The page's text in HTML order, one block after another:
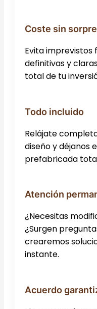
Coste sin
Evita imprevistos
definitivas y
total de tu
Todo incluido
Relájate
diseño y déjanos
prefabricada
Atención
¿Necesitas
¿Surgen
crearemos
instante.
Acuerdo